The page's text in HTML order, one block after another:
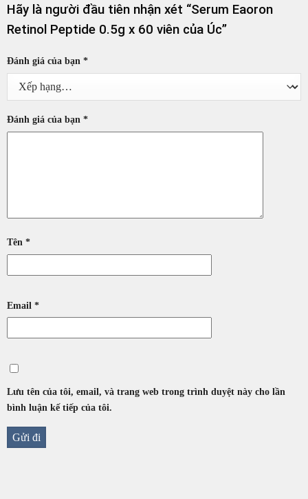
Hãy là người đầu tiên nhận xét “Serum Eaoron
Retinol Peptide 0.5g x 60 viên của Úc”
Đánh giá của bạn *
Đánh giá của bạn *
Tên *
Email *
Lưu tên của tôi, email, và trang web trong trình duyệt này cho lần
bình luận kế tiếp của tôi.